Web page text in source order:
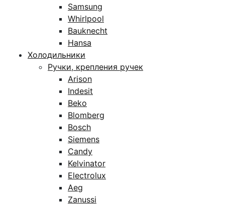
Samsung
Whirlpool
Bauknecht
Hansa
Холодильники
Ручки, крепления ручек
Arison
Indesit
Beko
Blomberg
Bosch
Siemens
Candy
Kelvinator
Electrolux
Aeg
Zanussi